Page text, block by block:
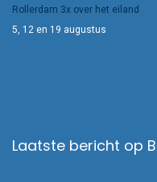
Rollerdam 3x over het eiland
5, 12 en 19 augustus
Laatste bericht op